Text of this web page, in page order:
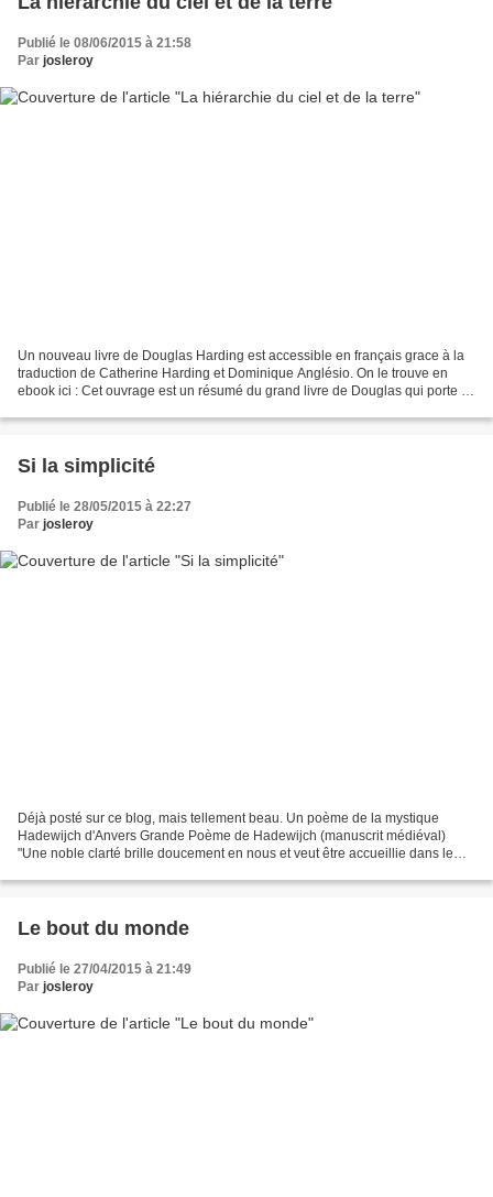
Publié le 08/06/2015 à 21:58
Par josleroy
Un nouveau livre de Douglas Harding est accessible en français grace à la
traduction de Catherine Harding et Dominique Anglésio. On le trouve en
ebook ici : Cet ouvrage est un résumé du grand livre de Douglas qui porte le
Si la simplicité
Publié le 28/05/2015 à 22:27
Par josleroy
Déjà posté sur ce blog, mais tellement beau. Un poème de la mystique
Hadewijch d'Anvers Grande Poème de Hadewijch (manuscrit médiéval)
"Une noble clarté brille doucement en nous et veut être accueillie dans le
Le bout du monde
Publié le 27/04/2015 à 21:49
Par josleroy